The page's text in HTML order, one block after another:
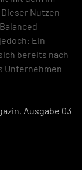
Nutzen-
Ein
bereits nach
Unternehmen
Ausgabe 03